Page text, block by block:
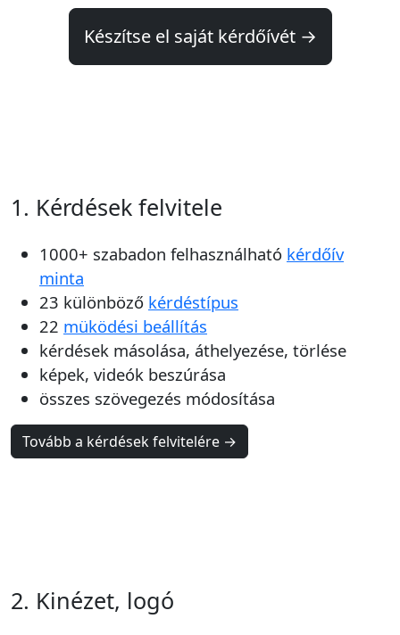
Készítse el saját kérdőívét →
1. Kérdések felvitele
1000+ szabadon felhasználható kérdőív
minta
23 különböző kérdéstípus
22 müködési beállítás
kérdések másolása, áthelyezése, törlése
képek, videók beszúrása
összes szövegezés módosítása
Tovább a kérdések felvitelére →
2. Kinézet, logó